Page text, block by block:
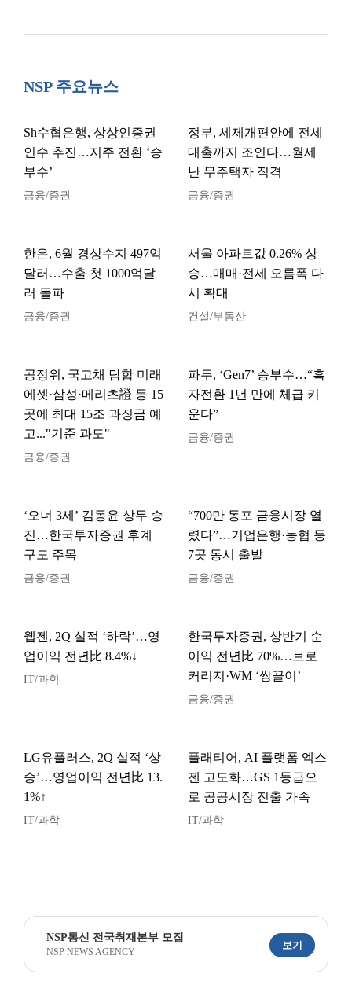
NSP 주요뉴스
Sh수협은행, 상상인증권
인수 추진…지주 전환 ‘승
부수’
금융/증권
정부, 세제개편안에 전세
대출까지 조인다…월세
난 무주택자 직격
금융/증권
한은, 6월 경상수지 497억
달러…수출 첫 1000억달
러 돌파
금융/증권
서울 아파트값 0.26% 상
승…매매·전세 오름폭 다
시 확대
건설/부동산
공정위, 국고채 담합 미래
에셋·삼성·메리츠證 등 15
곳에 최대 15조 과징금 예
고..."기준 과도"
금융/증권
파두, ‘Gen7’ 승부수…“흑
자전환 1년 만에 체급 키
운다”
금융/증권
‘오너 3세’ 김동윤 상무 승
진…한국투자증권 후계
구도 주목
금융/증권
“700만 동포 금융시장 열
렸다”…기업은행·농협 등
7곳 동시 출발
금융/증권
웹젠, 2Q 실적 ‘하락’…영
업이익 전년比 8.4%↓
IT/과학
한국투자증권, 상반기 순
이익 전년比 70%…브로
커리지·WM ‘쌍끌이’
금융/증권
LG유플러스, 2Q 실적 ‘상
승’…영업이익 전년比 13.
1%↑
IT/과학
플래티어, AI 플랫폼 엑스
젠 고도화…GS 1등급으
로 공공시장 진출 가속
IT/과학
NSP통신 전국취재본부 모집
NSP NEWS AGENCY
보기